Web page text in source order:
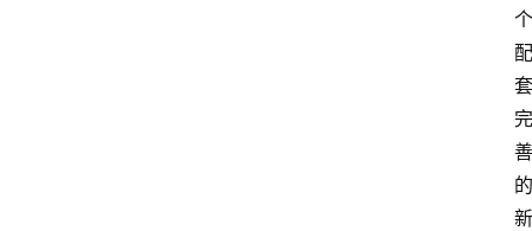
个
配
套
完
善
的
新